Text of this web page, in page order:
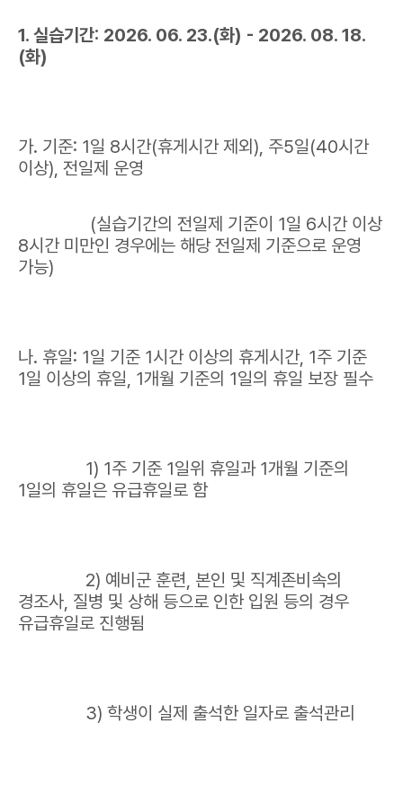
1. 실습기간: 2026. 06. 23.(화) - 2026. 08. 18.
(화)
가. 기준: 1일 8시간(휴게시간 제외), 주5일(40시간
이상), 전일제 운영
(실습기간의 전일제 기준이 1일 6시간 이상
8시간 미만인 경우에는 해당 전일제 기준으로 운영
가능)
나. 휴일: 1일 기준 1시간 이상의 휴게시간, 1주 기준
1일 이상의 휴일, 1개월 기준의 1일의 휴일 보장 필수
1) 1주 기준 1일위 휴일과 1개월 기준의
1일의 휴일은 유급휴일로 함
2) 예비군 훈련, 본인 및 직계존비속의
경조사, 질병 및 상해 등으로 인한 입원 등의 경우
유급휴일로 진행됨
3) 학생이 실제 출석한 일자로 출석관리